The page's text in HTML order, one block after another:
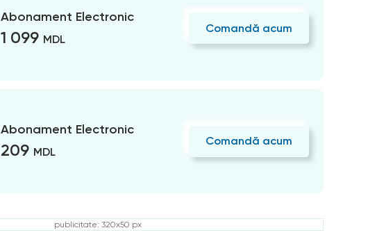
Abonament Electronic
1 099 MDL
Comandă acum
Abonament Electronic
209 MDL
Comandă acum
publicitate: 320x50 px